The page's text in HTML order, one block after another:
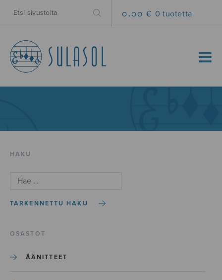
0.00 € 0 tuotetta
MENU
HAKU
TARKENNETTU HAKU
OSASTOT
ÄÄNITTEET